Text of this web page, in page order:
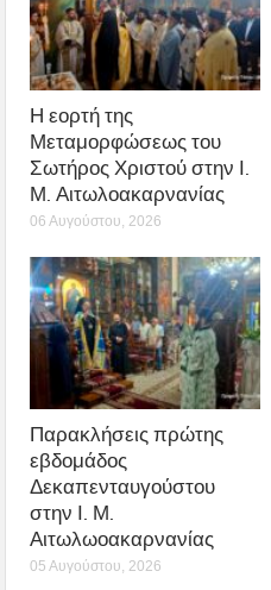
Η εορτή της
Μεταμορφώσεως του
Σωτήρος Χριστού στην Ι.
Μ. Αιτωλοακαρνανίας
06 Αυγούστου, 2026
Παρακλήσεις πρώτης
εβδομάδος
Δεκαπενταυγούστου
στην Ι. Μ.
Αιτωλωοακαρνανίας
05 Αυγούστου, 2026